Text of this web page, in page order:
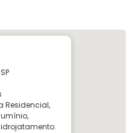
Residencial,